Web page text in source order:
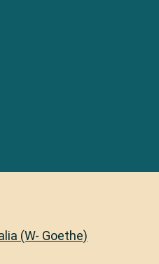
(W- Goethe)